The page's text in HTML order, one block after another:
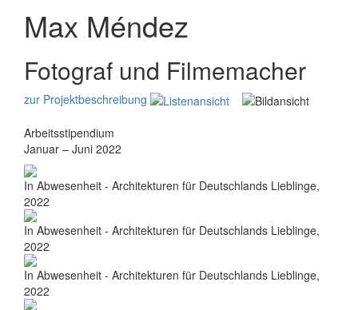
Max Méndez
Fotograf und Filmemacher
zur Projektbeschreibung
Arbeitsstipendium
Januar – Juni 2022
In Abwesenheit - Architekturen für Deutschlands Lieblinge,
2022
In Abwesenheit - Architekturen für Deutschlands Lieblinge,
2022
In Abwesenheit - Architekturen für Deutschlands Lieblinge,
2022